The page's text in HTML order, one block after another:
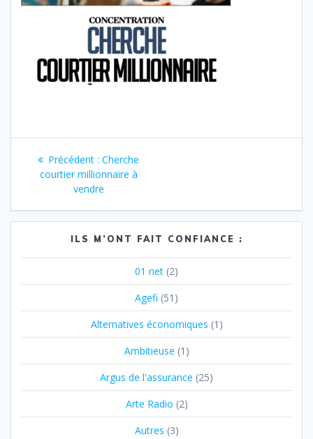
Navigation
l’article
Précédent : Article
précédent
:
Cherche
courtier millionnaire à
vendre
ILS M’ONT FAIT CONFIANCE :
01 net (2)
Agefi (51)
Alternatives économiques (1)
Ambitieuse (1)
Argus de l'assurance (25)
Arte Radio (2)
Autres (3)